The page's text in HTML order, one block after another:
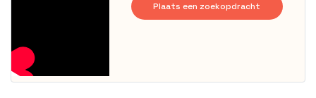
Plaats een zoekopdracht